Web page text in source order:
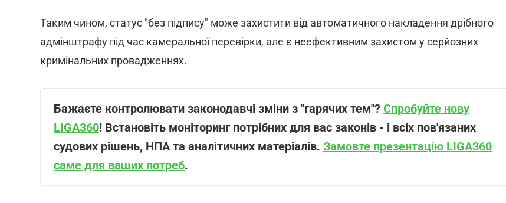
Таким чином, статус "без підпису" може захистити від автоматичного накладення дрібного
адмінштрафу під час камеральної перевірки, але є неефективним захистом у серйозних
кримінальних провадженнях.
Бажаєте контролювати законодавчі зміни з "гарячих тем"? Спробуйте нову
LIGA360! Встановіть моніторинг потрібних для вас законів - і всіх пов'язаних
судових рішень, НПА та аналітичних матеріалів. Замовте презентацію LIGA360
саме для ваших потреб.